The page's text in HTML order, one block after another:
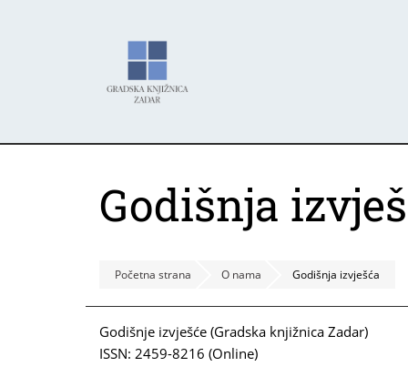
Godišnja
Početna strana O nama Godišnja izvješća
Godišnje izvješće (Gradska knjižnica Zadar)
ISSN: 2459-8216 (Online)